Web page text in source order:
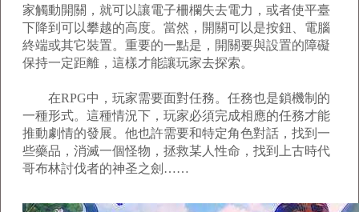
家觸動開關，就可以讓電子柵欄失去電力，或者使平臺
下降到可以攀越的高度。當然，開關可以是按鈕、電腦
終端或其它裝置。重要的一點是，開關要與設置的障礙
保持一定距離，這樣才能讓玩家去探索。
在RPG中，玩家需要面對任務。任務也是鎖機制的
一種形式。這種情況下，玩家必須完成相應的任務才能
推動劇情的發展。他也許需要和特定角色對話，找到一
些藥品，消滅一個怪物，拯救某人性命，找到上古時代
哥布林討伐者的神圣之劍……